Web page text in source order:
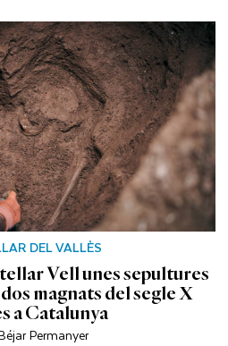
DEL VALLÈS
Vell unes sepultures
magnats del segle X
a Catalunya
Permanyer